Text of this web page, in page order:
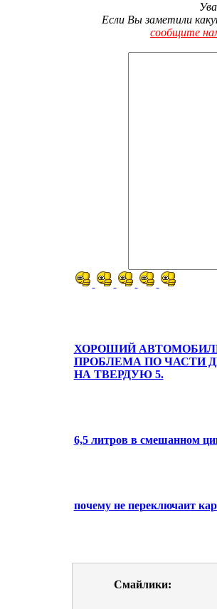
Если Вы заметили
сообщите
ХОРОШИЙ
ПРОБЛЕМА ПО ЧАСТИ
НА ТВЕРДУЮ 5.
6,5 литров в смешанном
почему не переключаит
Смайлики: